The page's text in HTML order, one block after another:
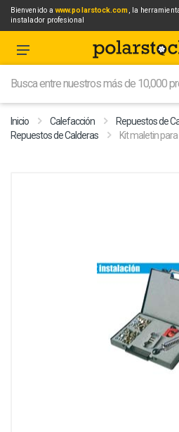
Bienvenido awww.polarstock.com, la
instalador profesional
Inicio Calefacción
Repuestos de
Repuestos de Calderas
Kit maletin